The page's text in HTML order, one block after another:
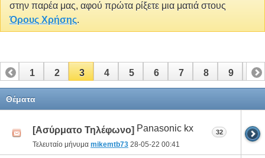
στην παρέα μας, αφού πρώτα ρίξετε μια ματιά στους
Όρους Χρήσης.
1 2 3 4 5 6 7 8 9 10
11
Θέματα
[Ασύρματο Τηλέφωνο] Panasonic kx
Τελευταίο μήνυμα mikemtb73 28-05-22 00:41
32